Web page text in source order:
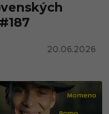
20.06.2026